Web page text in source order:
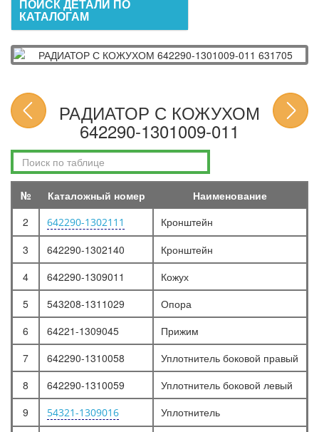
ПОИСК ДЕТАЛИ ПО
КАТАЛОГАМ
РАДИАТОР С КОЖУХОМ
642290-1301009-011
№ Каталожный номер
Наименование
2
642290-1302111
Кронштейн
3
642290-1302140
Кронштейн
4
642290-1309011
Кожух
5
543208-1311029
Опора
6
64221-1309045
Прижим
7
642290-1310058
Уплотнитель боковой правый
8
642290-1310059
Уплотнитель боковой левый
9
54321-1309016
Уплотнитель